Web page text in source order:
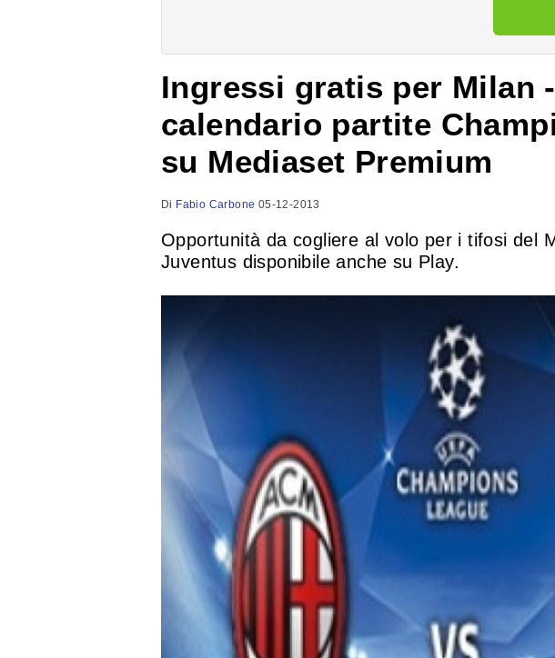
Ingressi gratis per Milan
calendario partite
su Mediaset Premium
Di Fabio Carbone 05-12-2013
Opportunità da cogliere al volo per i tifosi del
Juventus disponibile anche su Play.